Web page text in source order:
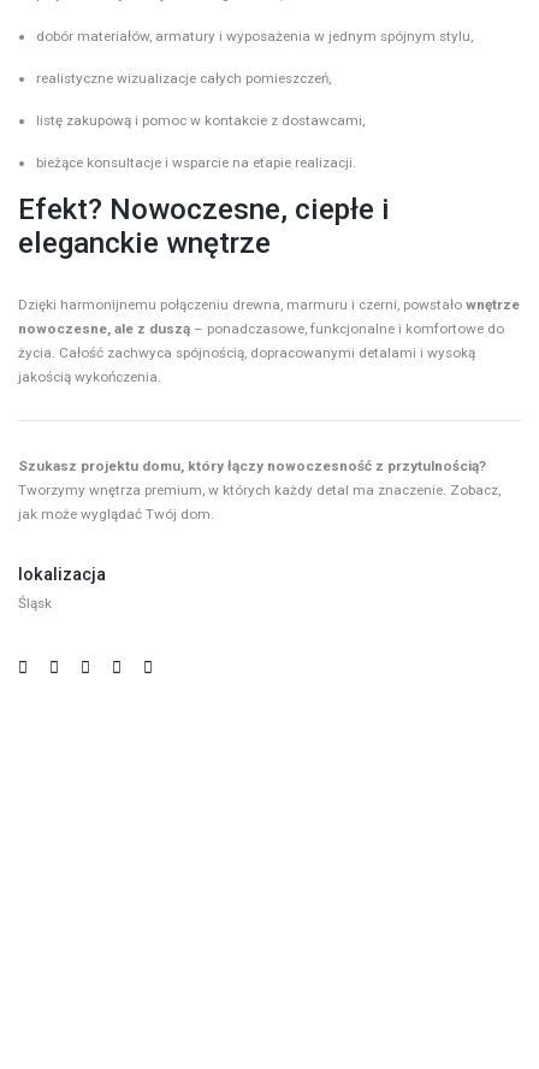
dobór materiałów, armatury i wyposażenia w jednym spójnym stylu,
realistyczne wizualizacje całych pomieszczeń,
listę zakupową i pomoc w kontakcie z dostawcami,
bieżące konsultacje i wsparcie na etapie realizacji.
Efekt? Nowoczesne, ciepłe i
eleganckie wnętrze
Dzięki harmonijnemu połączeniu drewna, marmuru i czerni, powstało wnętrze
nowoczesne, ale z duszą – ponadczasowe, funkcjonalne i komfortowe do
życia. Całość zachwyca spójnością, dopracowanymi detalami i wysoką
jakością wykończenia.
Szukasz projektu domu, który łączy nowoczesność z przytulnością?
Tworzymy wnętrza premium, w których każdy detal ma znaczenie. Zobacz,
jak może wyglądać Twój dom.
lokalizacja
Śląsk